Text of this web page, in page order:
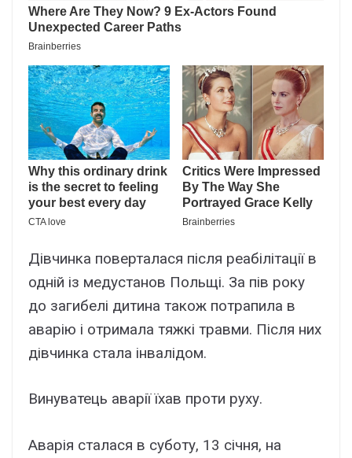
Дівчинка поверталася після реабілітації в
одній із медустанов Польщі. За пів року
до загибелі дитина також потрапила в
аварію і отримала тяжкі травми. Після них
дівчинка стала інвалідом.
Винуватець аварії їхав проти руху.
Аварія сталася в суботу, 13 січня, на